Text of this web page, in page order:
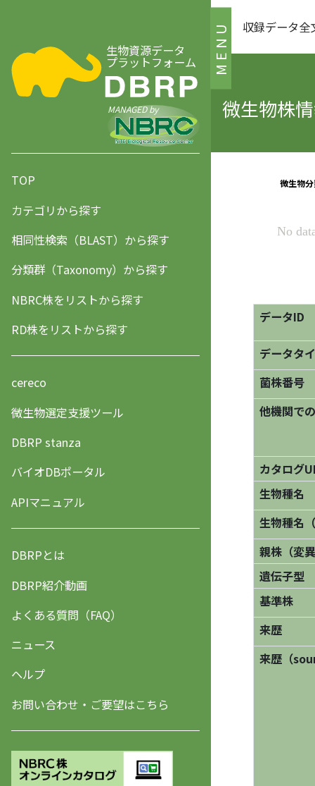
MENU
生物資源データ
プラットフォーム
MANAGED by
TOP
カテゴリから探す
相同性検索（BLAST）から探す
分類群（Taxonomy）から探す
NBRC株をリストから探す
RD株をリストから探す
cereco
微生物選定支援ツール
DBRP stanza
バイオDBポータル
APIマニュアル
DBRPとは
DBRP紹介動画
よくある質問（FAQ）
ニュース
ヘルプ
お問い合わせ・ご要望はこちら
収録データ全
微生物株
データID
データタ
菌株番号
他機関で
カタログ
生物種名
生物種名
親株（変
遺伝子型
基準株
来歴
来歴（